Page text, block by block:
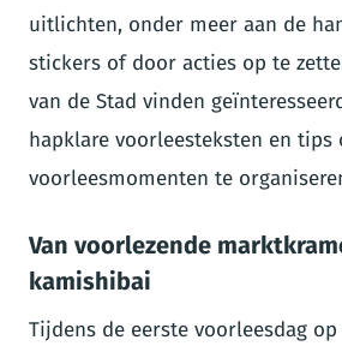
uitlichten, onder meer aan de
stickers of door acties op te
van de Stad vinden
hapklare voorleesteksten en tips
voorleesmomenten te
Van voorlezende
kamishibai
Tijdens de eerste voorleesdag